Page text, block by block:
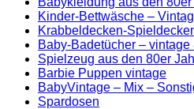
Kinder-Bettwäsche –
Krabbeldecken-
Baby-Badetücher – vintage
Spielzeug aus den 80er
Barbie Puppen vintage
BabyVintage – Mix –
Spardosen